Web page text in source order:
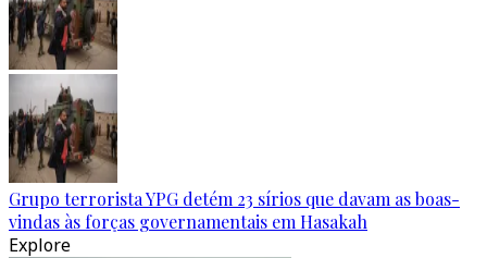
Grupo terrorista YPG detém 23 sírios que davam as boas-
vindas às forças governamentais em Hasakah
Explore